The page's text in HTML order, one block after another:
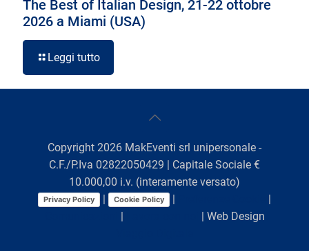
The Best of Italian Design, 21-22 ottobre
2026 a Miami (USA)
Leggi tutto
Copyright 2026 MakEventi srl unipersonale -
C.F./P.Iva 02822050429 | Capitale Sociale €
10.000,00 i.v. (interamente versato)
Privacy Policy | Cookie Policy |
|
|
| Web Design